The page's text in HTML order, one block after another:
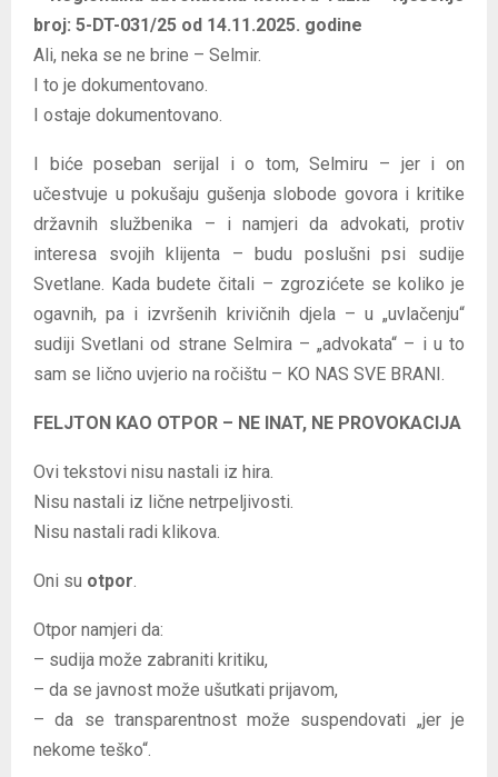
broj: 5-DT-031/25 od 14.11.2025. godine
Ali, neka se ne brine – Selmir.
I to je dokumentovano.
I ostaje dokumentovano.
I biće poseban serijal i o tom, Selmiru – jer i on
učestvuje u pokušaju gušenja slobode govora i kritike
državnih službenika – i namjeri da advokati, protiv
interesa svojih klijenta – budu poslušni psi sudije
Svetlane. Kada budete čitali – zgrozićete se koliko je
ogavnih, pa i izvršenih krivičnih djela – u „uvlačenju“
sudiji Svetlani od strane Selmira – „advokata“ – i u to
sam se lično uvjerio na ročištu – KO NAS SVE BRANI.
FELJTON KAO OTPOR – NE INAT, NE PROVOKACIJA
Ovi tekstovi nisu nastali iz hira.
Nisu nastali iz lične netrpeljivosti.
Nisu nastali radi klikova.
Oni su otpor.
Otpor namjeri da:
– sudija može zabraniti kritiku,
– da se javnost može ušutkati prijavom,
– da se transparentnost može suspendovati „jer je
nekome teško“.